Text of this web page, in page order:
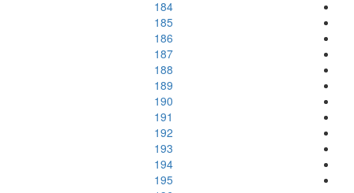
184
185
186
187
188
189
190
191
192
193
194
195